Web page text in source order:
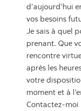
d’aujourd’hui
vos besoins
Je sais à quel
prenant. Que
rencontre
après les
votre
moment et à
Contactez-